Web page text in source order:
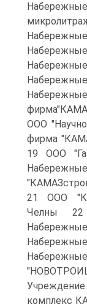
ООО
фирма
19 ООО
21 ООО
Челны 22
комплекс